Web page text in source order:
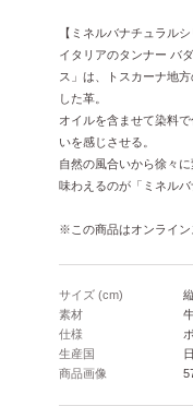
【ミネルバナチュラルシ
イタリアのタンナー バ
ス」は、トスカーナ地
した革。
オイルを含ませて染料
いを感じさせる。
自然の風合いから徐々
味わえるのが「ミネルバ
※この商品はオンライン
サイズ (cm)
素材
仕様
生産国
商品画像